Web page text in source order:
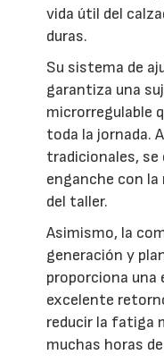
vida útil del
duras.
Su sistema de
garantiza una
microrregulable
toda la jornada.
tradicionales, se
enganche con
del taller.
Asimismo, la
generación y
proporciona una
excelente
reducir la fatiga
muchas horas